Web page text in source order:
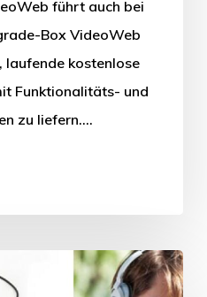
führt auch bei
Box VideoWeb
kostenlose
Funktionalitäts- und
zu liefern.…